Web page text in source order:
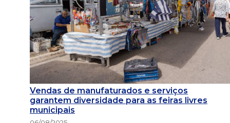
Vendas de manufaturados e serviços
garantem diversidade para as feiras livres
municipais